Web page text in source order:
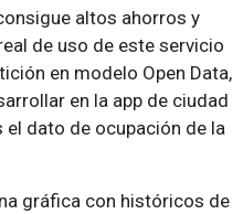
altos ahorros y
de uso de este servicio
en modelo Open Data,
en la app de ciudad
dato de ocupación de la
gráfica con históricos de